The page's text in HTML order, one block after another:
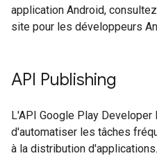
application Android, consultez
site pour les développeurs
API Publishing
L'API Google Play
d'automatiser les tâches
à la distribution